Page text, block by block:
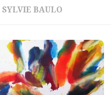
SYLVIE BAULO